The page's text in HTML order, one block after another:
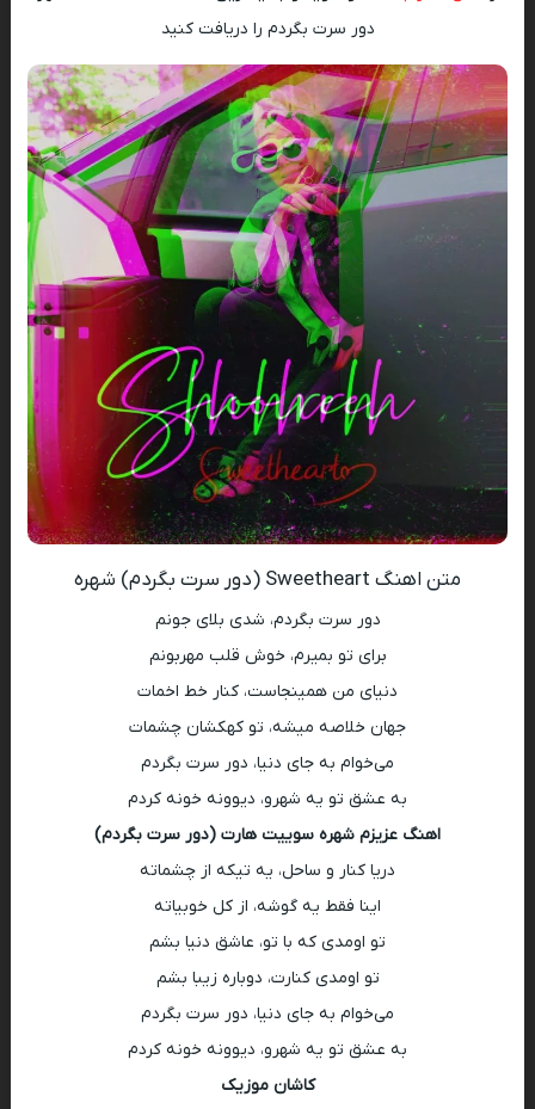
دور سرت بگردم را دریافت کنید
متن اهنگ Sweetheart (دور سرت بگردم) شهره
دور سرت بگردم، شدی بلای جونم
برای تو بمیرم، خوش قلب مهربونم
دنیای من همینجاست، کنار خط اخمات
جهان خلاصه میشه، تو کهکشان چشمات
می‌خوام به جای دنیا، دور سرت بگردم
به عشق تو یه شهرو، دیوونه خونه کردم
اهنگ عزیزم شهره سوییت هارت (دور سرت بگردم)
دریا کنار و ساحل، یه تیکه از چشماته
اینا فقط یه گوشه، از کل خوبیاته
تو اومدی که با تو، عاشق دنیا بشم
تو اومدی کنارت، دوباره زیبا بشم
می‌خوام به جای دنیا، دور سرت بگردم
به عشق تو یه شهرو، دیوونه خونه کردم
کاشان موزیک